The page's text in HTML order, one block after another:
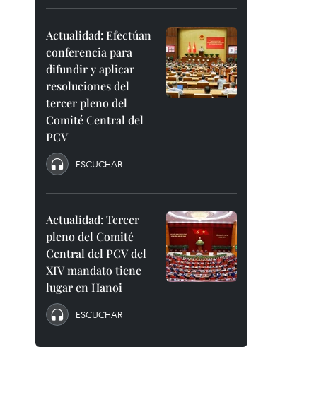
Actualidad: Efectúan
conferencia para
difundir y aplicar
resoluciones del
tercer pleno del
Comité Central del
PCV
ESCUCHAR
Actualidad: Tercer
pleno del Comité
Central del PCV del
XIV mandato tiene
lugar en Hanoi
ESCUCHAR